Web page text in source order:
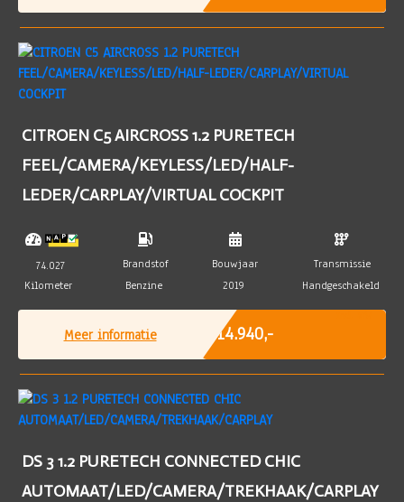
CITROEN C5 AIRCROSS 1.2 PURETECH
FEEL/CAMERA/KEYLESS/LED/HALF-
LEDER/CARPLAY/VIRTUAL COCKPIT
74.027
Kilometer
Brandstof
Benzine
Bouwjaar
2019
Transmissie
Handgeschakeld
Meer informatie € 14.940,-
DS 3 1.2 PURETECH CONNECTED CHIC
AUTOMAAT/LED/CAMERA/TREKHAAK/CARPLAY